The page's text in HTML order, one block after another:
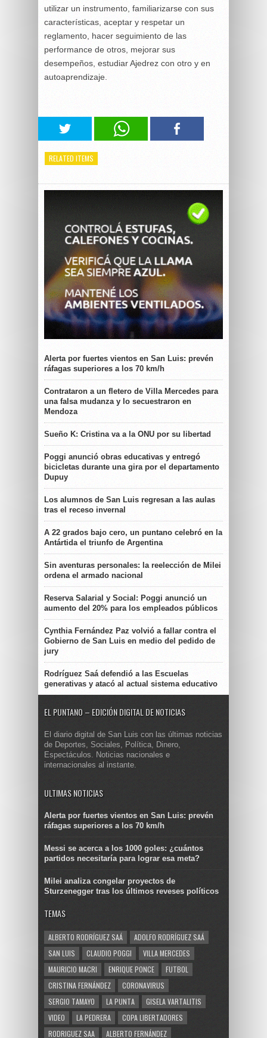
utilizar un instrumento, familiarizarse con sus
características, aceptar y respetar un
reglamento, hacer seguimiento de las
performance de otros, mejorar sus
desempeños, estudiar Ajedrez con otro y en
autoaprendizaje.
RELATED ITEMS
Alerta por fuertes vientos en San Luis: prevén
ráfagas superiores a los 70 km/h
Contrataron a un fletero de Villa Mercedes para
una falsa mudanza y lo secuestraron en
Mendoza
Sueño K: Cristina va a la ONU por su libertad
Poggi anunció obras educativas y entregó
bicicletas durante una gira por el departamento
Dupuy
Los alumnos de San Luis regresan a las aulas
tras el receso invernal
A 22 grados bajo cero, un puntano celebró en la
Antártida el triunfo de Argentina
Sin aventuras personales: la reelección de Milei
ordena el armado nacional
Reserva Salarial y Social: Poggi anunció un
aumento del 20% para los empleados públicos
Cynthia Fernández Paz volvió a fallar contra el
Gobierno de San Luis en medio del pedido de
jury
Rodríguez Saá defendió a las Escuelas
generativas y atacó al actual sistema educativo
EL PUNTANO – EDICIÓN DIGITAL DE NOTICIAS
El diario digital de San Luis con las últimas noticias
de Deportes, Sociales, Política, Dinero,
Espectáculos. Noticias nacionales e
internacionales al instante.
ULTIMAS NOTICIAS
Alerta por fuertes vientos en San Luis: prevén
ráfagas superiores a los 70 km/h
Messi se acerca a los 1000 goles: ¿cuántos
partidos necesitaría para lograr esa meta?
Milei analiza congelar proyectos de
Sturzenegger tras los últimos reveses políticos
TEMAS
ALBERTO RODRÍGUEZ SAÁ
ADOLFO RODRÍGUEZ SAÁ
SAN LUIS
CLAUDIO POGGI
VILLA MERCEDES
MAURICIO MACRI
ENRIQUE PONCE
FUTBOL
CRISTINA FERNÁNDEZ
CORONAVIRUS
SERGIO TAMAYO
LA PUNTA
GISELA VARTALITIS
VIDEO
LA PEDRERA
COPA LIBERTADORES
RODRIGUEZ SAA
ALBERTO FERNÁNDEZ